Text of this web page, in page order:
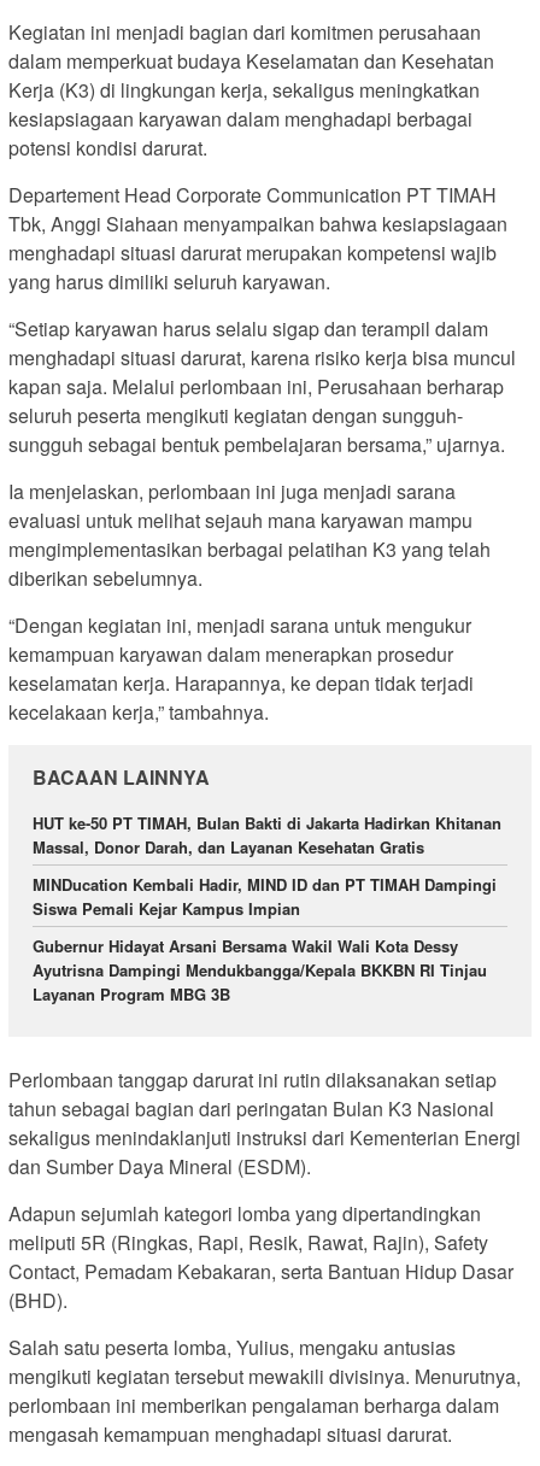
Kegiatan ini menjadi bagian dari komitmen perusahaan
dalam memperkuat budaya Keselamatan dan Kesehatan
Kerja (K3) di lingkungan kerja, sekaligus meningkatkan
kesiapsiagaan karyawan dalam menghadapi berbagai
potensi kondisi darurat.
Departement Head Corporate Communication PT TIMAH
Tbk, Anggi Siahaan menyampaikan bahwa kesiapsiagaan
menghadapi situasi darurat merupakan kompetensi wajib
yang harus dimiliki seluruh karyawan.
“Setiap karyawan harus selalu sigap dan terampil dalam
menghadapi situasi darurat, karena risiko kerja bisa muncul
kapan saja. Melalui perlombaan ini, Perusahaan berharap
seluruh peserta mengikuti kegiatan dengan sungguh-
sungguh sebagai bentuk pembelajaran bersama,” ujarnya.
Ia menjelaskan, perlombaan ini juga menjadi sarana
evaluasi untuk melihat sejauh mana karyawan mampu
mengimplementasikan berbagai pelatihan K3 yang telah
diberikan sebelumnya.
“Dengan kegiatan ini, menjadi sarana untuk mengukur
kemampuan karyawan dalam menerapkan prosedur
keselamatan kerja. Harapannya, ke depan tidak terjadi
kecelakaan kerja,” tambahnya.
BACAAN LAINNYA
HUT ke-50 PT TIMAH, Bulan Bakti di Jakarta Hadirkan Khitanan
Massal, Donor Darah, dan Layanan Kesehatan Gratis
MINDucation Kembali Hadir, MIND ID dan PT TIMAH Dampingi
Siswa Pemali Kejar Kampus Impian
Gubernur Hidayat Arsani Bersama Wakil Wali Kota Dessy
Ayutrisna Dampingi Mendukbangga/Kepala BKKBN RI Tinjau
Layanan Program MBG 3B
Perlombaan tanggap darurat ini rutin dilaksanakan setiap
tahun sebagai bagian dari peringatan Bulan K3 Nasional
sekaligus menindaklanjuti instruksi dari Kementerian Energi
dan Sumber Daya Mineral (ESDM).
Adapun sejumlah kategori lomba yang dipertandingkan
meliputi 5R (Ringkas, Rapi, Resik, Rawat, Rajin), Safety
Contact, Pemadam Kebakaran, serta Bantuan Hidup Dasar
(BHD).
Salah satu peserta lomba, Yulius, mengaku antusias
mengikuti kegiatan tersebut mewakili divisinya. Menurutnya,
perlombaan ini memberikan pengalaman berharga dalam
mengasah kemampuan menghadapi situasi darurat.